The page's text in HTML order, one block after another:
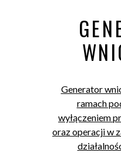
Generator
ramach
wyłączeniem
oraz operacji w